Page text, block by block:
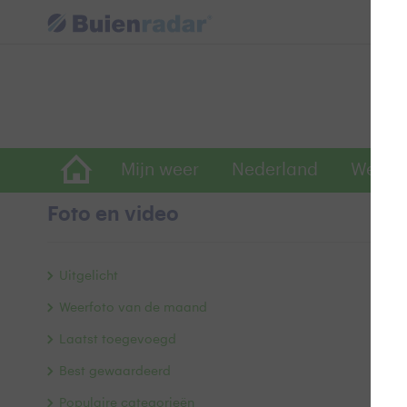
Mijn weer Nederland
Foto en video
Uitgelicht
Weerfoto van de maand
Laatst toegevoegd
Best gewaardeerd
Populaire categorieën